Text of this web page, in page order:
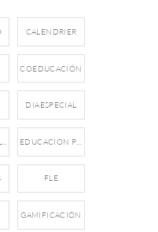
CALENDRIER
COEDUCACIÓN
DIAESPECIAL
FLE
GAMIFICACIÓN